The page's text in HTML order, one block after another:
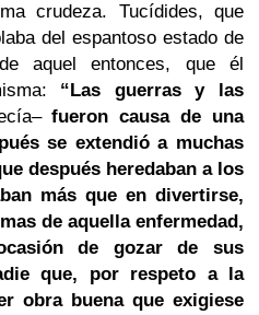
crudeza. Tucídides, que
del espantoso estado de
aquel entonces, que él
“Las guerras y las
fueron causa de una
se extendió a muchas
después heredaban a los
más que en divertirse,
de aquella enfermedad,
de gozar de sus
que, por respeto a la
obra buena que exigiese